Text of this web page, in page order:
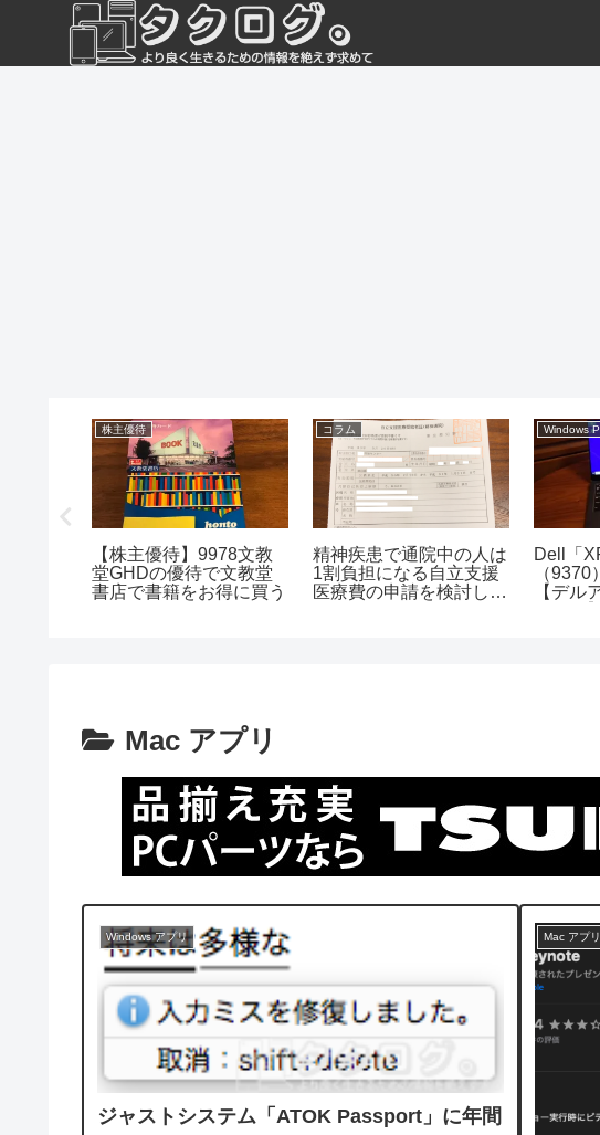
実機レビュー
ンバサダープロ
ライフハック
デイリーヤマザキのマル
チコピー機で専門新聞が
買える！京セラ子会社が
照明器具
【購入3ヶ月レビュー】
取り付け簡単！一人暮ら
しの賃貸ワンルームにシ
Mac アプリ
Windows アプリ
ジャストシステム「ATOK Passport」に年間
Mac アプリ